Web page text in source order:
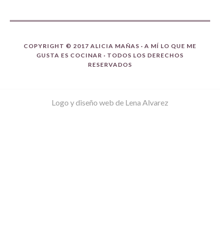
COPYRIGHT © 2017 ALICIA MAÑAS · A MÍ LO QUE ME
GUSTA ES COCINAR · TODOS LOS DERECHOS
RESERVADOS
Logo y diseño web de Lena Alvarez